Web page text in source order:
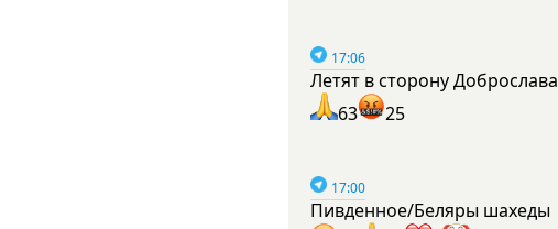
17:06
Летят в сторону Доброслава
63
25
17:00
Пивденное/Беляры шахеды